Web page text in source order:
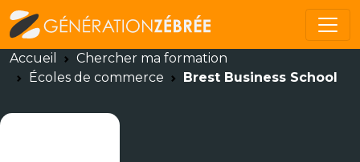
Accueil
Chercher ma formation
Écoles de commerce
Brest Business School